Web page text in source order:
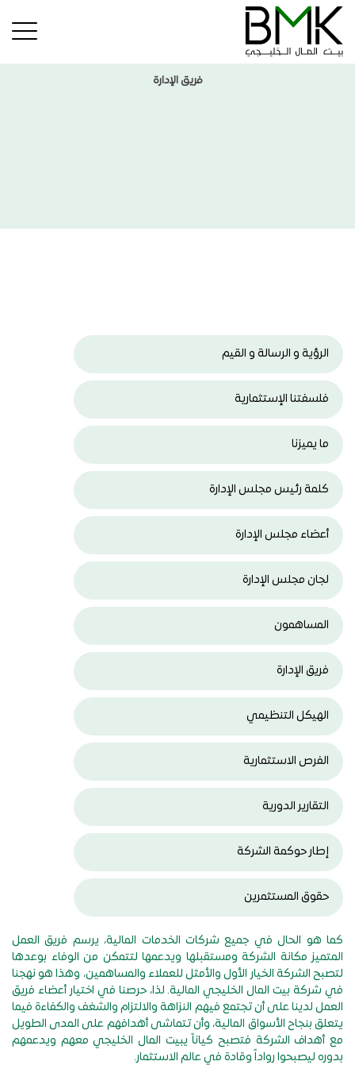
فريق الإدارة
الرؤية و الرسالة و القيم
فلسفتنا الإستثمارية
ما يميزنا
كلمة رئيس مجلس الإدارة
أعضاء مجلس الإدارة
لجان مجلس الإدارة
المساهمون
فريق الإدارة
الهيكل التنظيمي
الفرص الاستثمارية
التقارير الدورية
إطار حوكمة الشركة
حقوق المستثمرين
كما هو الحال في جميع شركات الخدمات المالية، يرسم فريق العمل
المتميز مكانة الشركة ومستقبلها ويدعمها لتتمكن من الوفاء بوعدها
لتصبح الشركة الخيار الأول والأمثل للعملاء والمساهمين، وهذا هو نهجنا
في شركة بيت المال الخليجي المالية. لذا، حرصنا في اختيار أعضاء فريق
العمل لدينا على أن تجتمع فيهم النزاهة والالتزام والشغف والكفاءة فيما
يتعلق بنجاح الأسواق المالية، وأن تتماشى أهدافهم على المدى الطويل
مع أهداف الشركة فتصبح كياناً يبيت المال الخليجي معهم ويدعمهم
بدوره ليصبحوا رواداً وقادة في عالم الاستثمار.